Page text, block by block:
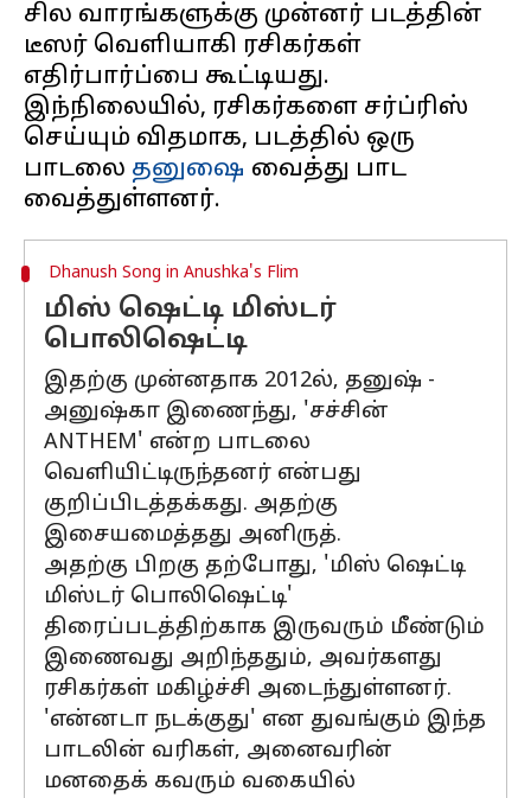
சில வாரங்களுக்கு முன்னர் படத்தின்
டீஸர் வெளியாகி ரசிகர்கள்
எதிர்பார்ப்பை கூட்டியது.
இந்நிலையில், ரசிகர்களை சர்ப்ரிஸ்
செய்யும் விதமாக, படத்தில் ஒரு
பாடலை தனுஷை வைத்து பாட
Dhanush Song in Anushka's Flim
மிஸ் ஷெட்டி மிஸ்டர்
பொலிஷெட்டி
இதற்கு முன்னதாக 2012ல், தனுஷ் -
அனுஷ்கா இணைந்து, 'சச்சின்
ANTHEM' என்ற பாடலை
வெளியிட்டிருந்தனர் என்பது
குறிப்பிடத்தக்கது. அதற்கு
இசையமைத்தது அனிருத்.
அதற்கு பிறகு தற்போது, 'மிஸ் ஷெட்டி
மிஸ்டர் பொலிஷெட்டி'
திரைப்படத்திற்காக இருவரும் மீண்டும்
இணைவது அறிந்ததும், அவர்களது
ரசிகர்கள் மகிழ்ச்சி அடைந்துள்ளனர்.
'என்னடா நடக்குது' என துவங்கும் இந்த
பாடலின் வரிகள், அனைவரின்
மனதைக் கவரும் வகையில்